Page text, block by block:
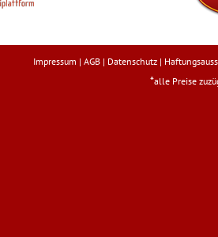
Impressum | AGB | Datenschutz |
*alle Preise